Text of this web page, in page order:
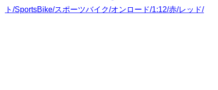
ト/SportsBike/スポーツバイク/オンロード/1:12/赤/レッド/